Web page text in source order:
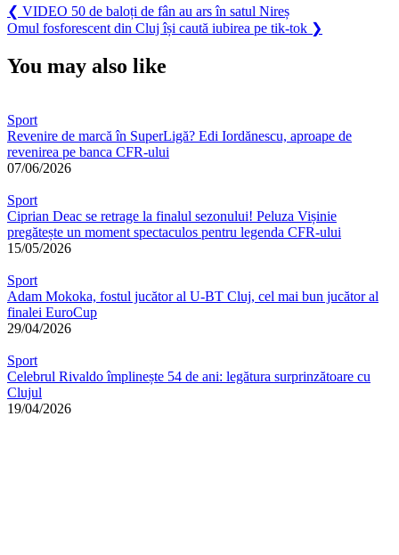
Navigare
în
articole
❮ Previous
Post:
VIDEO 50 de baloți de fân au ars în satul Nireș
Next
Omul fosforescent din Cluj își caută iubirea pe tik-tok ❯
You may also like
Sport
Revenire de marcă în SuperLigă? Edi Iordănescu, aproape de
revenirea pe banca CFR-ului
07/06/2026
Sport
Ciprian Deac se retrage la finalul sezonului! Peluza Vișinie
pregătește un moment spectaculos pentru legenda CFR-ului
15/05/2026
Sport
Adam Mokoka, fostul jucător al U-BT Cluj, cel mai bun jucător al
finalei EuroCup
29/04/2026
Sport
Celebrul Rivaldo împlinește 54 de ani: legătura surprinzătoare cu
Clujul
19/04/2026